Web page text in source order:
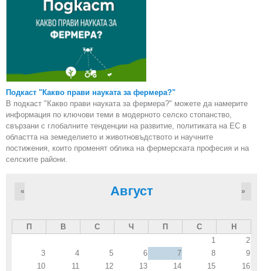
Подкаст "Какво прави науката за фермера?"
В подкаст "Какво прави науката за фермера?" можете да намерите
информация по ключови теми в модерното селско стопанство,
свързани с глобалните тенденции на развитие, политиката на ЕС в
областта на земеделието и животновъдството и научните
постижения, които променят облика на фермерската професия и на
селските райони.
Август
« »
П В С Ч П С
Н
1
2
3
4 5 6 7 8
9
10
11 12 13 14 15
16